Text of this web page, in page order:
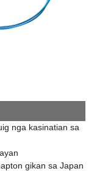
nga kasinatian sa
gikan sa Japan